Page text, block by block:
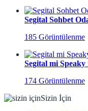
Segital Sohbet
185 Görüntülenme
Segital mi Speaky
174 Görüntülenme
Sizin İçin